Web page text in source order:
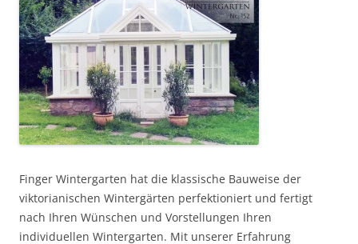
Finger Wintergarten hat die klassische Bauweise der
viktorianischen Wintergärten perfektioniert und fertigt
nach Ihren Wünschen und Vorstellungen Ihren
individuellen Wintergarten. Mit unserer Erfahrung